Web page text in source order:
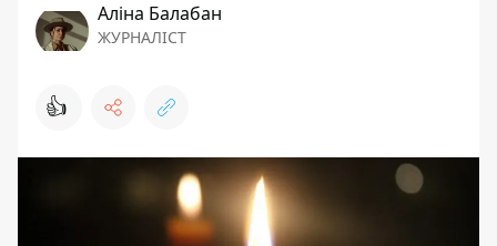
Аліна Балабан
ЖУРНАЛІСТ
👍